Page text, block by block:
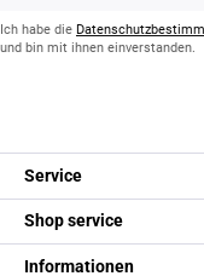
*Ich habe die
und bin mit ihnen einverstanden.
Service
Shop service
Informationen